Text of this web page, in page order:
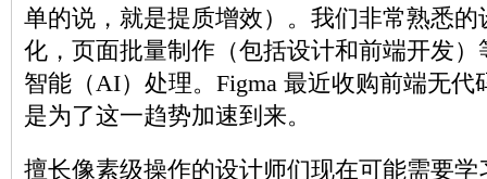
单的说，就是提质增效）。我们非常熟悉
化，页面批量制作（包括设计和前端开发
智能（AI）处理。Figma 最近收购前端无代
是为了这一趋势加速到来。
擅长像素级操作的设计师们现在可能需要